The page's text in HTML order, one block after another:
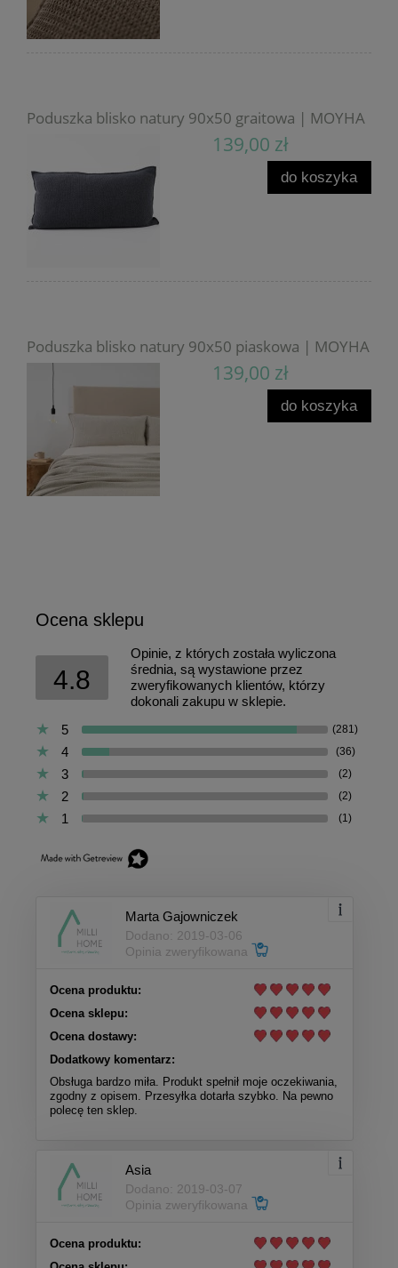
Poduszka blisko natury 90x50 graitowa | MOYHA
139,00 zł
do koszyka
Poduszka blisko natury 90x50 piaskowa | MOYHA
139,00 zł
do koszyka
Ocena sklepu
4.8
Opinie, z których została wyliczona
średnia, są wystawione przez
zweryfikowanych klientów, którzy
dokonali zakupu w sklepie.
5
(281)
4 (36)
3 (2)
2 (2)
1 (1)
Marta Gajowniczek
Dodano: 2019-03-06
Opinia zweryfikowana
Ocena produktu:
Ocena sklepu:
Ocena dostawy:
Dodatkowy komentarz:
Obsługa bardzo miła. Produkt spełnił moje oczekiwania,
zgodny z opisem. Przesyłka dotarła szybko. Na pewno
polecę ten sklep.
Asia
Dodano: 2019-03-07
Opinia zweryfikowana
Ocena produktu: